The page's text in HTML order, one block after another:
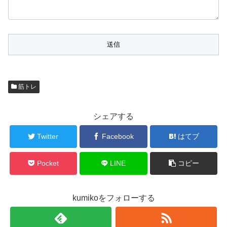
筋トレ
シェアする
Twitter Facebook はてブ
Pocket LINE コピー
kumikoをフォローする